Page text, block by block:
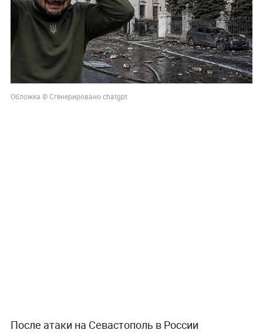
Обложка © Сгенерировано chatgpt
После атаки на Севастополь в России